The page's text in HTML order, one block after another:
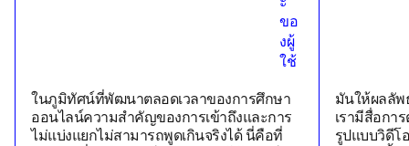
ในภูมิทัศน์ที่พัฒนาตลอดเวลาของการศึกษา
ออนไลน์ความสําคัญของการเข้าถึงและการ
ไม่แบ่งแยกไม่สามารถพูดเกินจริงได้ นี่คือที่
มันให้ผลลั
เรามีสื่อกา
รูปแบบวิดีโ